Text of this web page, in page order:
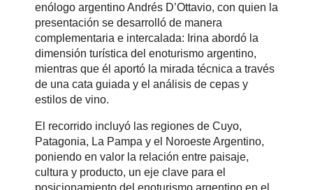
enólogo argentino Andrés D’Ottavio, con quien la
presentación se desarrolló de manera
complementaria e intercalada: Irina abordó la
dimensión turística del enoturismo argentino,
mientras que él aportó la mirada técnica a través
de una cata guiada y el análisis de cepas y
estilos de vino.
El recorrido incluyó las regiones de Cuyo,
Patagonia, La Pampa y el Noroeste Argentino,
poniendo en valor la relación entre paisaje,
cultura y producto, un eje clave para el
posicionamiento del enoturismo argentino en el